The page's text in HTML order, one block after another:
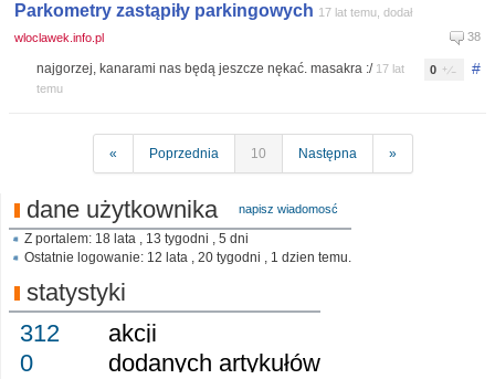
Parkometry zastąpiły parkingowych 17 lat temu, dodał
wloclawek.info.pl
38
#
0
najgorzej, kanarami nas będą jeszcze nękać. masakra :/ 17 lat
temu
« Poprzednia 10 Następna »
dane użytkownika napisz wiadomosć
Z portalem: 18 lata , 13 tygodni , 5 dni
Ostatnie logowanie: 12 lata , 20 tygodni , 1 dzien temu.
statystyki
312
akcji
0
dodanych artykułów